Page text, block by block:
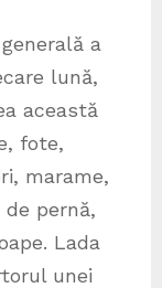
a
lună,
această
fote,
marame,
pernă,
Lada
unei